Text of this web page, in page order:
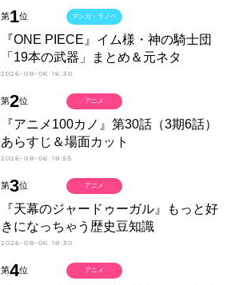
第1位
『ONE PIECE』イム様・神の騎士団
「19本の武器」まとめ＆元ネタ
2026-08-06 16:30
マンガ・ラノベ
第2位
『アニメ100カノ』第30話（3期6話）
あらすじ＆場面カット
2026-08-06 18:55
アニメ
第3位
『天幕のジャードゥーガル』もっと好
きになっちゃう歴史豆知識
2026-08-06 18:30
アニメ
第4位 アニメ